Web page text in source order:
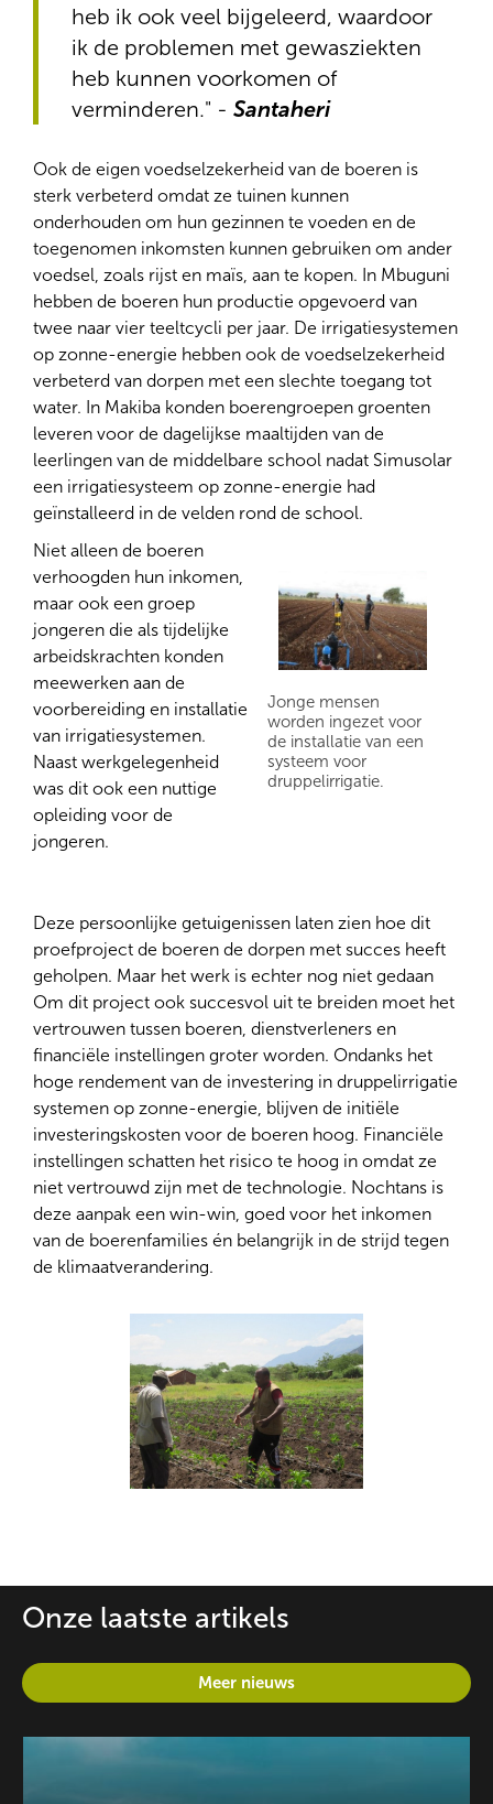
heb ik ook veel bijgeleerd, waardoor
ik de problemen met gewasziekten
heb kunnen voorkomen of
verminderen." - Santaheri
Ook de eigen voedselzekerheid van de boeren is
sterk verbeterd omdat ze tuinen kunnen
onderhouden om hun gezinnen te voeden en de
toegenomen inkomsten kunnen gebruiken om ander
voedsel, zoals rijst en maïs, aan te kopen. In Mbuguni
hebben de boeren hun productie opgevoerd van
twee naar vier teeltcycli per jaar. De irrigatiesystemen
op zonne-energie hebben ook de voedselzekerheid
verbeterd van dorpen met een slechte toegang tot
water. In Makiba konden boerengroepen groenten
leveren voor de dagelijkse maaltijden van de
leerlingen van de middelbare school nadat Simusolar
een irrigatiesysteem op zonne-energie had
geïnstalleerd in de velden rond de school.
Jonge mensen
worden ingezet voor
de installatie van een
systeem voor
druppelirrigatie.
Niet alleen de boeren
verhoogden hun inkomen,
maar ook een groep
jongeren die als tijdelijke
arbeidskrachten konden
meewerken aan de
voorbereiding en installatie
van irrigatiesystemen.
Naast werkgelegenheid
was dit ook een nuttige
opleiding voor de
jongeren.
Deze persoonlijke getuigenissen laten zien hoe dit
proefproject de boeren de dorpen met succes heeft
geholpen. Maar het werk is echter nog niet gedaan
Om dit project ook succesvol uit te breiden moet het
vertrouwen tussen boeren, dienstverleners en
financiële instellingen groter worden. Ondanks het
hoge rendement van de investering in druppelirrigatie
systemen op zonne-energie, blijven de initiële
investeringskosten voor de boeren hoog. Financiële
instellingen schatten het risico te hoog in omdat ze
niet vertrouwd zijn met de technologie. Nochtans is
deze aanpak een win-win, goed voor het inkomen
van de boerenfamilies én belangrijk in de strijd tegen
de klimaatverandering.
Onze laatste artikels
Meer nieuws